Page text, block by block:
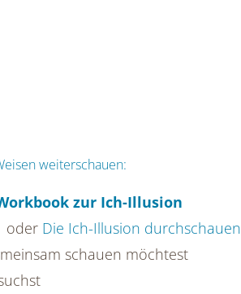
weiterschauen:
zur Ich-Illusion
oder Die Ich-Illusion durchschauen
schauen möchtest